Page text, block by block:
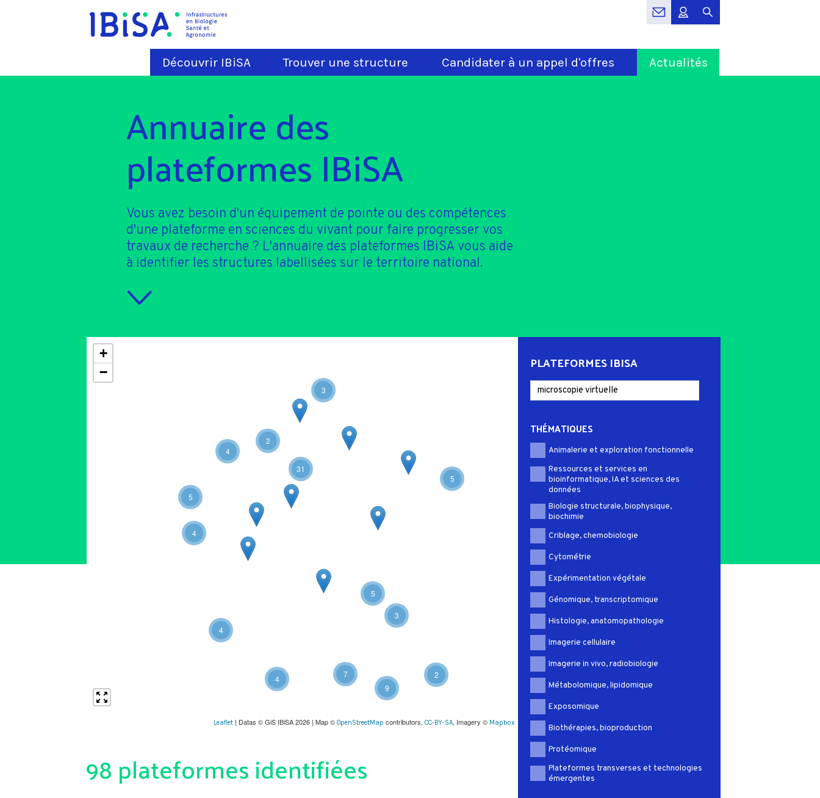
Découvrir IBiSA Trouver une structure Candidater à un appel d'offres Actualités
Annuaire des
plateformes IBiSA
Vous avez besoin d'un équipement de pointe ou des compétences
d'une plateforme en sciences du vivant pour faire progresser vos
travaux de recherche ? L'annuaire des plateformes IBiSA vous aide
à identifier les structures labellisées sur le territoire national.
2
3
4
5
4
7
5
5
4
9
3
4
2
31
+
−
Leaflet| Datas © GiS IBiSA 2026 | Map © OpenStreetMap contributors, CC-BY-SA, Imagery © Mapbox
98 plateformes identifiées
PLATEFORMES IBISA
THÉMATIQUES
Animalerie et exploration fonctionnelle
Ressources et services en
bioinformatique, IA et sciences des
données
Biologie structurale, biophysique,
biochimie
Criblage, chemobiologie
Cytométrie
Expérimentation végétale
Génomique, transcriptomique
Histologie, anatomopathologie
Imagerie cellulaire
Imagerie in vivo, radiobiologie
Métabolomique, lipidomique
Exposomique
Biothérapies, bioproduction
Protéomique
Plateformes transverses et technologies
émergentes